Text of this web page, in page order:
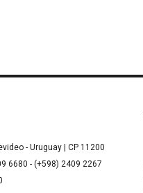
- Uruguay | CP 11200
6680 - (+598) 2409 2267